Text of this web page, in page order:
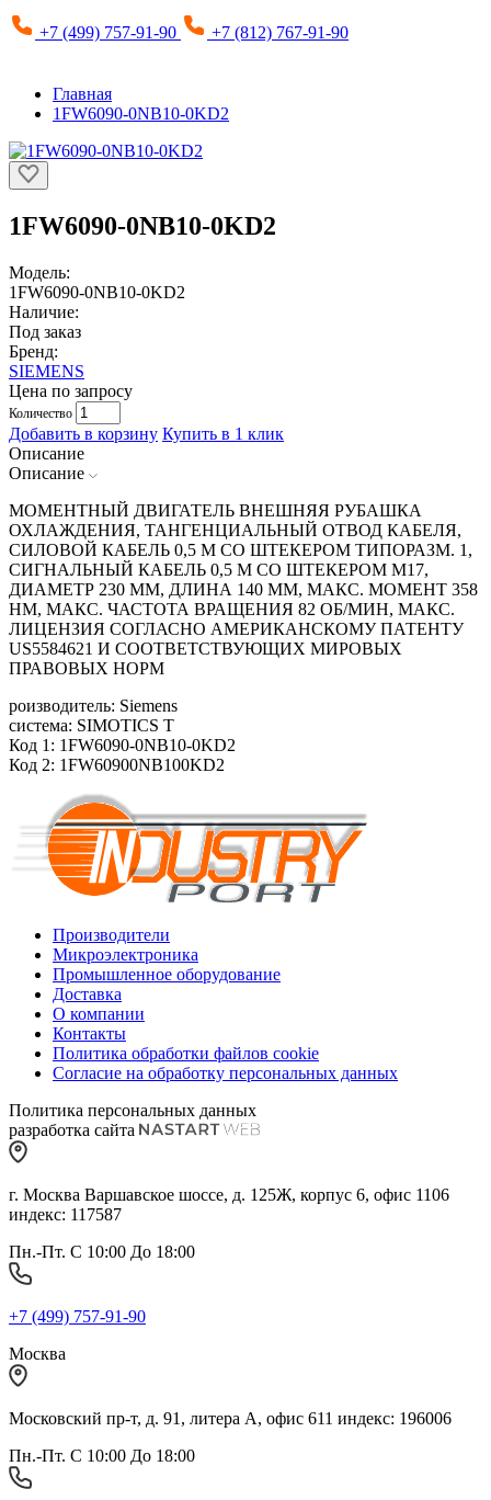
+7 (499) 757-91-90 +7 (812) 767-91-90
Главная
1FW6090-0NB10-0KD2
1FW6090-0NB10-0KD2
Модель:
1FW6090-0NB10-0KD2
Наличие:
Под заказ
Бренд:
SIEMENS
Цена по запросу
Количество
Добавить в корзину Купить в 1 клик
Описание
Описание
МОМЕНТНЫЙ ДВИГАТЕЛЬ ВНЕШНЯЯ РУБАШКА
ОХЛАЖДЕНИЯ, ТАНГЕНЦИАЛЬНЫЙ ОТВОД КАБЕЛЯ,
СИЛОВОЙ КАБЕЛЬ 0,5 М СО ШТЕКЕРОМ ТИПОРАЗМ. 1,
СИГНАЛЬНЫЙ КАБЕЛЬ 0,5 М СО ШТЕКЕРОМ M17,
ДИАМЕТР 230 ММ, ДЛИНА 140 ММ, МАКС. МОМЕНТ 358
HM, МАКС. ЧАСТОТА ВРАЩЕНИЯ 82 ОБ/МИН, МАКС.
ЛИЦЕНЗИЯ СОГЛАСНО АМЕРИКАНСКОМУ ПАТЕНТУ
US5584621 И СООТВЕТСТВУЮЩИХ МИРОВЫХ
ПРАВОВЫХ НОРМ
роизводитель: Siemens
система: SIMOTICS T
Код 1: 1FW6090-0NB10-0KD2
Код 2: 1FW60900NB100KD2
Производители
Микроэлектроника
Промышленное оборудование
Доставка
О компании
Контакты
Политика обработки файлов cookie
Согласие на обработку персональных данных
Политика персональных данных
разработка сайта
г. Москва Варшавское шоссе, д. 125Ж, корпус 6, офис 1106
индекс: 117587
Пн.-Пт. С 10:00 До 18:00
+7 (499) 757-91-90
Москва
Московский пр-т, д. 91, литера А, офис 611 индекс: 196006
Пн.-Пт. С 10:00 До 18:00